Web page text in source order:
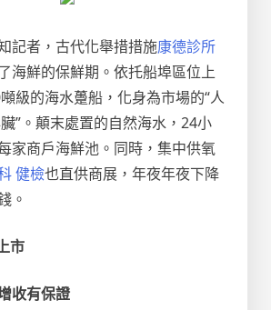
記者，古代化舉措措施康德診所
海鮮的保鮮期。依托船埠區位上
級的海水躉船，化身為市場的“人
”。顛末處置的自然海水，24小
家商戶海鮮池。同時，集中供氧
健檢也直供商展，年夜年夜下降
。
市
收有保證